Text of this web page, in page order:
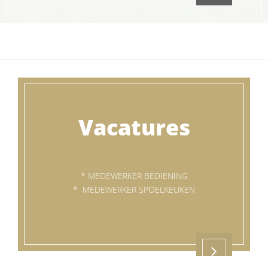
‌Vacatures
* MEDEWERKER BEDIENING
‌‌* MEDEWERKER SPOELKEUKEN